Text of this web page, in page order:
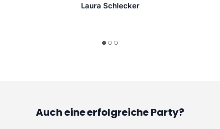
Laura Schlecker
Auch eine erfolgreiche Party?